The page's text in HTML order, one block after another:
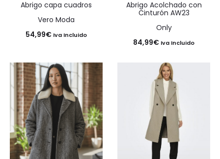
Abrigo capa cuadros
Vero Moda
54,99€ Iva Incluido
Abrigo Acolchado con
Cinturón AW23
Only
84,99€ Iva Incluido